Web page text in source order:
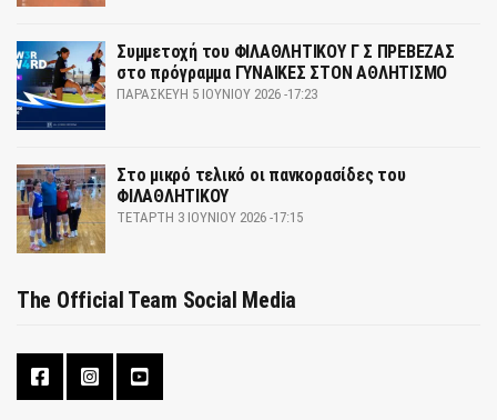
Συμμετοχή του ΦΙΛΑΘΛΗΤΙΚΟΥ Γ Σ ΠΡΕΒΕΖΑΣ
στο πρόγραμμα ΓΥΝΑΙΚΕΣ ΣΤΟΝ ΑΘΛΗΤΙΣΜΟ
ΠΑΡΑΣΚΕΥΉ 5 ΙΟΥΝΊΟΥ 2026 -17:23
Στο μικρό τελικό οι πανκορασίδες του
ΦΙΛΑΘΛΗΤΙΚΟΥ
ΤΕΤΆΡΤΗ 3 ΙΟΥΝΊΟΥ 2026 -17:15
The Official Team Social Media